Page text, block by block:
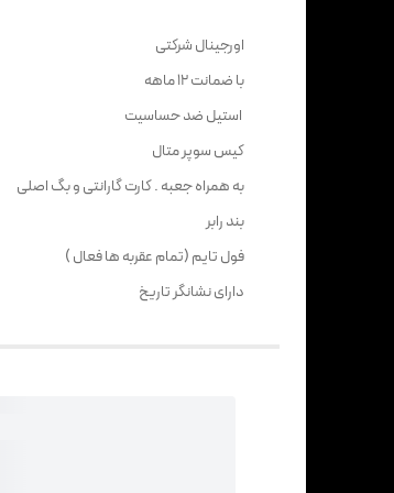
اورجینال شرکتی
با ضمانت 12 ماهه
استیل ضد حساسیت
کیس سوپر متال
به همراه جعبه . کارت گارانتی و بگ اصلی
بند رابر
فول تایم (تمام عقربه ها فعال )
دارای نشانگر تاریخ